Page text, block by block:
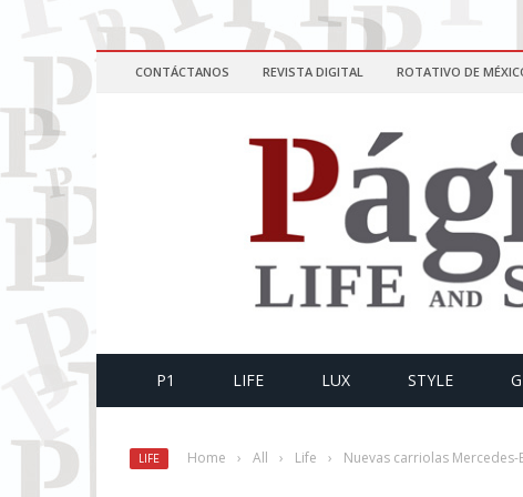
CONTÁCTANOS REVISTA DIGITAL ROTATIVO DE
P1 LIFE LUX STYLE
LIFE Home › All › Life › Nuevas carriolas